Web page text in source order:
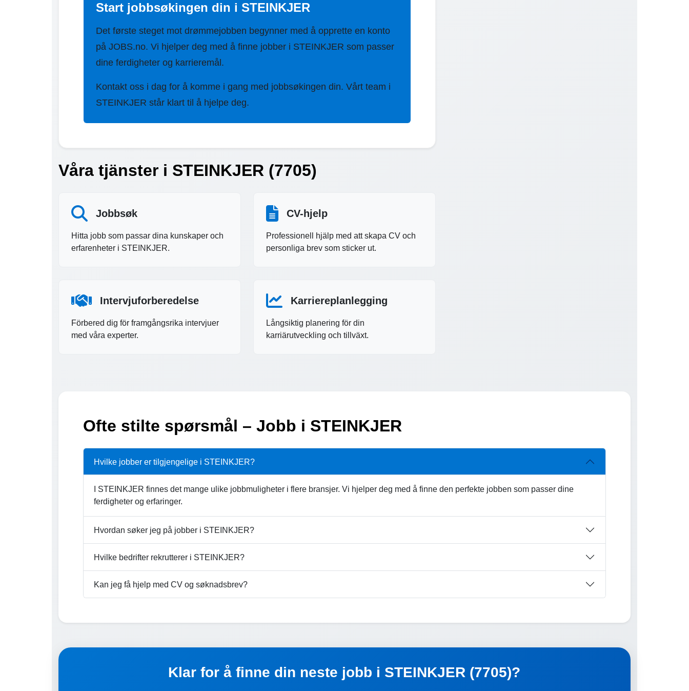
Start jobbsøkingen din i STEINKJER
Det første steget mot drømmejobben begynner med å opprette en konto
på JOBS.no. Vi hjelper deg med å finne jobber i STEINKJER som passer
dine ferdigheter og karrieremål.
Kontakt oss i dag for å komme i gang med jobbsøkingen din. Vårt team i
STEINKJER står klart til å hjelpe deg.
Våra tjänster i STEINKJER (7705)
Jobbsøk
Hitta jobb som passar dina kunskaper och
erfarenheter i STEINKJER.
CV-hjelp
Professionell hjälp med att skapa CV och
personliga brev som sticker ut.
Intervjuforberedelse
Förbered dig för framgångsrika intervjuer
med våra experter.
Karriereplanlegging
Långsiktig planering för din
karriärutveckling och tillväxt.
Ofte stilte spørsmål – Jobb i STEINKJER
Hvilke jobber er tilgjengelige i STEINKJER?
I STEINKJER finnes det mange ulike jobbmuligheter i flere bransjer. Vi hjelper deg med å finne den perfekte jobben som passer dine
ferdigheter og erfaringer.
Hvordan søker jeg på jobber i STEINKJER?
Hvilke bedrifter rekrutterer i STEINKJER?
Kan jeg få hjelp med CV og søknadsbrev?
Klar for å finne din neste jobb i STEINKJER (7705)?